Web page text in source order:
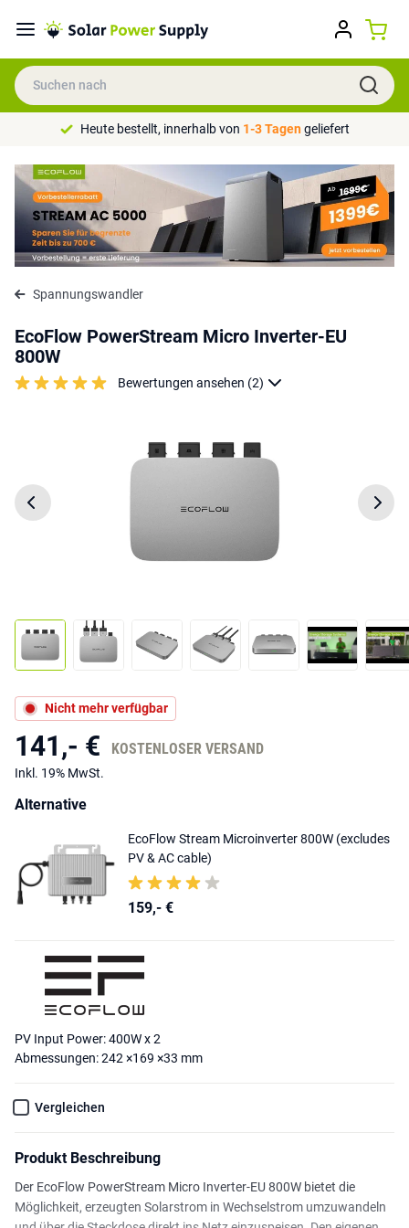
Heute bestellt, innerhalb von 1-3 Tagengeliefert
Spannungswandler
EcoFlow PowerStream Micro Inverter-EU
800W
Bewertungen ansehen (2)
Nicht mehr verfügbar
141,- € KOSTENLOSER VERSAND
Inkl. 19% MwSt.
Alternative
EcoFlow Stream Microinverter 800W (excludes
PV & AC cable)
159,- €
PV Input Power: 400W x 2
Abmessungen: 242 ×169 ×33 mm
Vergleichen
Produkt Beschreibung
Der EcoFlow PowerStream Micro Inverter-EU 800W bietet die
Möglichkeit, erzeugten Solarstrom in Wechselstrom umzuwandeln